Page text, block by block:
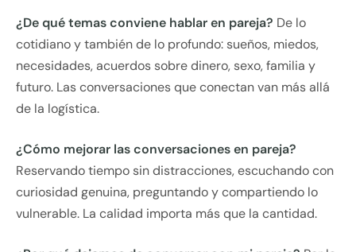
¿De qué temas conviene hablar en pareja? De lo
cotidiano y también de lo profundo: sueños, miedos,
necesidades, acuerdos sobre dinero, sexo, familia y
futuro. Las conversaciones que conectan van más allá
de la logística.
¿Cómo mejorar las conversaciones en pareja?
Reservando tiempo sin distracciones, escuchando con
curiosidad genuina, preguntando y compartiendo lo
vulnerable. La calidad importa más que la cantidad.